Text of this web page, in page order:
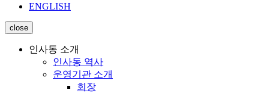
ENGLISH
close
인사동 소개
인사동 역사
운영기관 소개
회장